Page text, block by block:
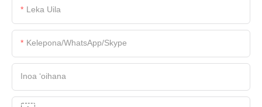
Leka Uila
Kelepona/WhatsApp/Skype
Inoa ʻoihana